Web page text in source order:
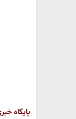
پایگاه